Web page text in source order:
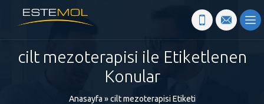
cilt mezoterapisi ile Etiketlenen
Konular
Anasayfa »cilt mezoterapisi Etiketi